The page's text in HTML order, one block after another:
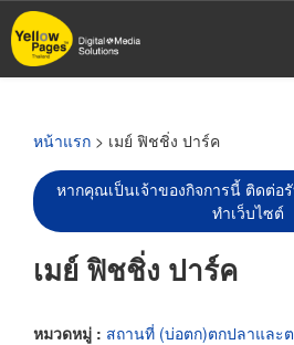
ข้าม
ไป
หน้าแรก > เมย์ ฟิชชิ่ง ปาร์ค
หากคุณเป็นเจ้าของกิจการนี้ ติดต่อ
ทำเว็บไซต์
เมย์ ฟิชชิ่ง ปาร์ค
หมวดหมู่ : สถานที่ (บ่อตก)ตกปลาและ